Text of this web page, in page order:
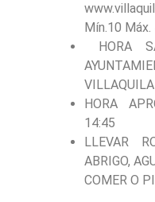
Mín.10 Máx.
HORA
HORA
14:45
LLEVAR
ABRIGO,
COMER O